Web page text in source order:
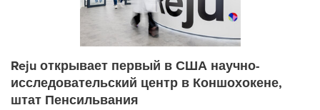
Reju открывает первый в США научно-
исследовательский центр в Коншохокене,
штат Пенсильвания